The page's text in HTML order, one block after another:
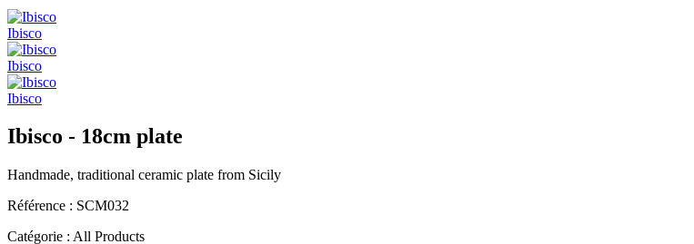
Ibisco
Ibisco
Ibisco
Ibisco - 18cm plate
Handmade, traditional ceramic plate from Sicily
Référence : SCM032
Catégorie : All Products